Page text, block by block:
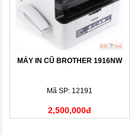
MÁY IN CŨ BROTHER 1916NW
Mã SP: 12191
2,500,000đ